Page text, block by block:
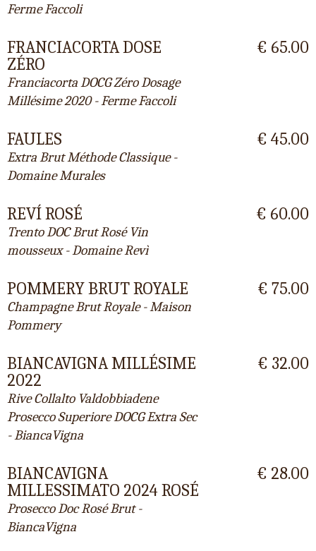
Ferme Faccoli
FRANCIACORTA DOSE
ZÉRO
Franciacorta DOCG Zéro Dosage
Millésime 2020 - Ferme Faccoli
€ 65.00
FAULES
Extra Brut Méthode Classique -
Domaine Murales
€ 45.00
REVÍ ROSÉ
Trento DOC Brut Rosé Vin
mousseux - Domaine Revì
€ 60.00
POMMERY BRUT ROYALE
Champagne Brut Royale - Maison
Pommery
€ 75.00
BIANCAVIGNA MILLÉSIME
2022
Rive Collalto Valdobbiadene
Prosecco Superiore DOCG Extra Sec
- BiancaVigna
€ 32.00
BIANCAVIGNA
MILLESSIMATO 2024 ROSÉ
Prosecco Doc Rosé Brut -
BiancaVigna
€ 28.00